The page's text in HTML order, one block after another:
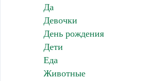
Да
Девочки
День рождения
Дети
Еда
Животные